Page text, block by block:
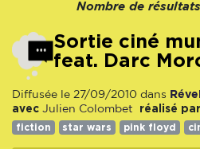
Nombre de
Sortie ciné mundiale : X-Jedi
feat. Darc
Diffusée le 27/09/2010 dans
avec Julien Colombet réalisé par
fiction star wars pink floyd